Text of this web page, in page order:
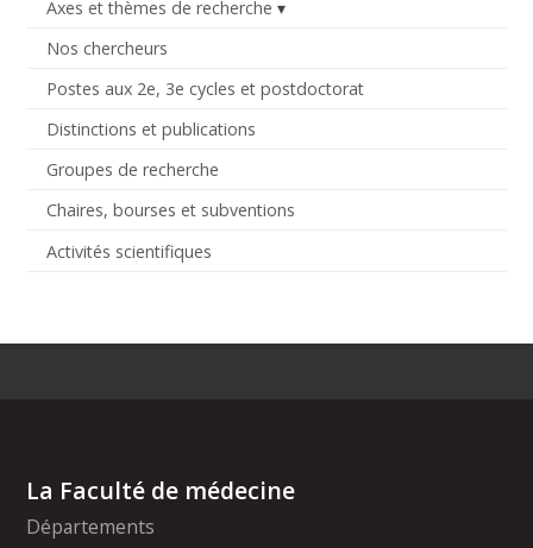
Axes et thèmes de recherche
Nos chercheurs
Postes aux 2e, 3e cycles et postdoctorat
Distinctions et publications
Groupes de recherche
Chaires, bourses et subventions
Activités scientifiques
La Faculté de médecine
Départements